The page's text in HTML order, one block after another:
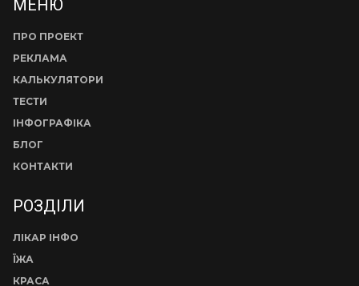
МЕНЮ
ПРО ПРОЕКТ
РЕКЛАМА
КАЛЬКУЛЯТОРИ
ТЕСТИ
ІНФОГРАФІКА
БЛОГ
КОНТАКТИ
РОЗДІЛИ
ЛІКАР ІНФО
ЇЖА
КРАСА